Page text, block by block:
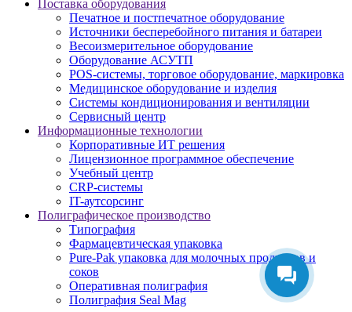
Поставка оборудования
Печатное и постпечатное оборудование
Источники бесперебойного питания и батареи
Весоизмерительное оборудование
Оборудование АСУТП
POS-системы, торговое оборудование, маркировка
Медицинское оборудование и изделия
Системы кондиционирования и вентиляции
Сервисный центр
Информационные технологии
Корпоративные ИТ решения
Лицензионное программное обеспечение
Учебный центр
CRP-системы
IT-аутсорсинг
Полиграфическое производство
Типография
Фармацевтическая упаковка
Pure-Pak упаковка для молочных продуктов и
соков
Оперативная полиграфия
Полиграфия Seal Mag